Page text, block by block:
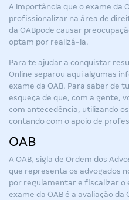
A importância que o exame da
profissionalizar na área de
da OABpode causar
optam por realizá-la.
Para te ajudar a conquistar
Online separou aqui algumas
exame da OAB. Para saber de
esqueça de que, com a gente,
com antecedência, utilizando
contando com o apoio de
OAB
A OAB, sigla de Ordem dos
que representa os advogados
por regulamentar e fiscalizar o
exame da OAB é a avaliação